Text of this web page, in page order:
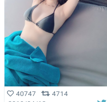
40747
4714